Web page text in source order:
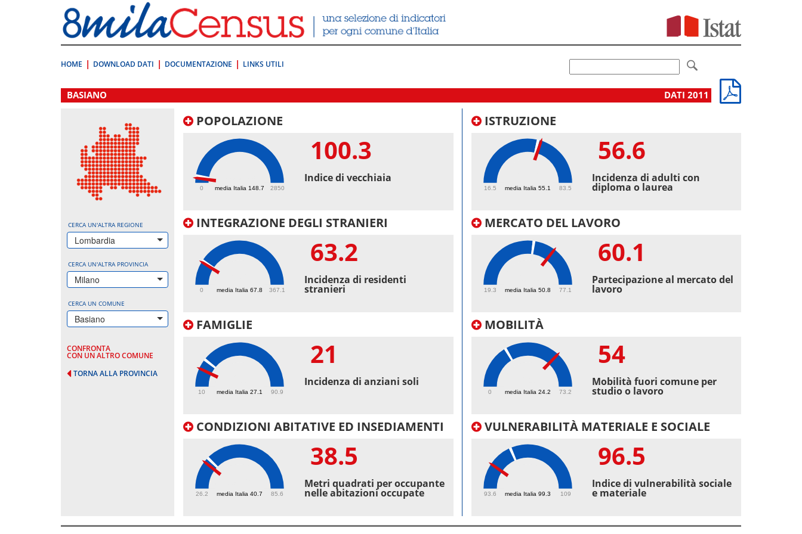
direttamente
a:
Contenuto
HOME DOWNLOAD DATI DOCUMENTAZIONE LINKS UTILI
.
BASIANO DATI 2011
CERCA UN'ALTRA REGIONE
Lombardia
CERCA UN'ALTRA PROVINCIA
Milano
CERCA UN COMUNE
Basiano
CONFRONTA
CON UN ALTRO COMUNE
TORNA ALLA PROVINCIA
POPOLAZIONE
media Italia 148.7
0 2850
100.3
Indice di vecchiaia
INTEGRAZIONE DEGLI STRANIERI
media Italia 67.8
0 367.1
63.2
Incidenza di residenti
stranieri
FAMIGLIE
media Italia 27.1
10 90.9
21
Incidenza di anziani soli
CONDIZIONI ABITATIVE ED INSEDIAMENTI
media Italia 40.7
26.2 85.6
38.5
Metri quadrati per occupante
nelle abitazioni occupate
ISTRUZIONE
media Italia 55.1
16.5 83.5
56.6
Incidenza di adulti con
diploma o laurea
MERCATO DEL LAVORO
media Italia 50.8
19.3 77.1
60.1
Partecipazione al mercato del
lavoro
MOBILITÀ
media Italia 24.2
0 73.2
54
Mobilità fuori comune per
studio o lavoro
VULNERABILITÀ MATERIALE E SOCIALE
media Italia 99.3
93.6 109
96.5
Indice di vulnerabilità sociale
e materiale